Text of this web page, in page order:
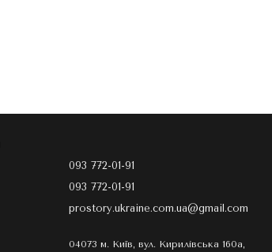
093 772-01-91
093 772-01-91
prostory.ukraine.com.ua@gmail.com
04073 м. Київ, вул. Кирилівська 160а,